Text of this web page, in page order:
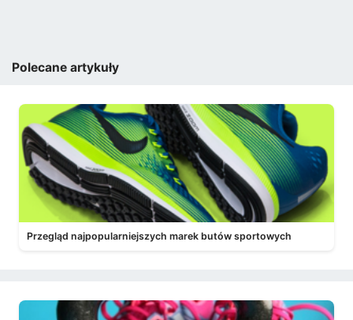
Polecane artykuły
Przegląd najpopularniejszych marek butów sportowych